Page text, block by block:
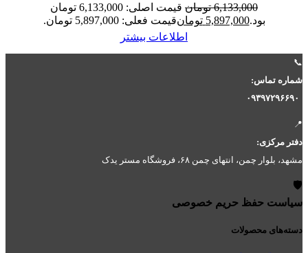
6,133,000 تومان
قیمت اصلی: 6,133,000 تومان
بود.5,897,000 تومانقیمت فعلی: 5,897,000 تومان.
اطلاعات بیشتر
📞
شماره تماس:
۰۹۳۹۷۲۹۶۶۹۰
📍
دفتر مرکزی:
مشهد، بلوار چمن، انتهای چمن ۶۸، فروشگاه مستر یدک
🛡️
سیاست حفظ حریم خصوصی
دسته‌های محصولات